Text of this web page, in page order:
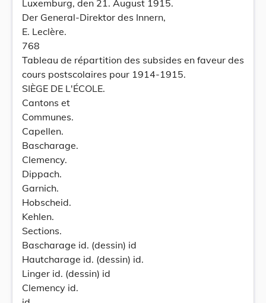
Luxemburg, den 21. August 1915.
Der General-Direktor des Innern,
E. Leclère.
768
Tableau de répartition des subsides en faveur des
cours postscolaires pour 1914-1915.
SIÈGE DE L'ÉCOLE.
Cantons et
Communes.
Capellen.
Bascharage.
Clemency.
Dippach.
Garnich.
Hobscheid.
Kehlen.
Sections.
Bascharage id. (dessin) id
Hautcharage id. (dessin) id.
Linger id. (dessin) id
Clemency id.